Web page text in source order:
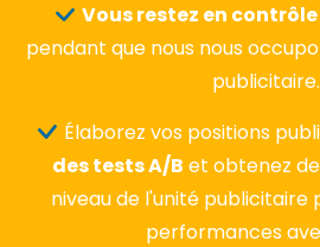
Vous restez en
pendant que nous nous
publicitaire.
Élaborez vos positions
des tests A/B et obtenez
niveau de l'unité publicitaire
performances